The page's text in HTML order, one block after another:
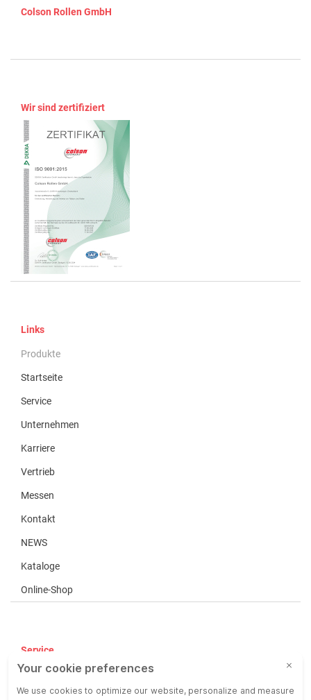
Colson Rollen GmbH
Wir sind zertifiziert
Links
Produkte
Startseite
Service
Unternehmen
Karriere
Vertrieb
Messen
Kontakt
NEWS
Kataloge
Online-Shop
Service
AGB